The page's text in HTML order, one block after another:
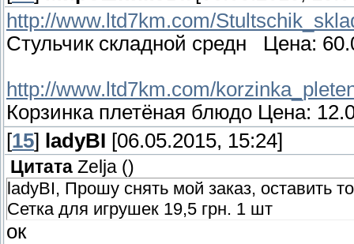
http://www.ltd7km.com/
Стульчик складной средн Цена:
http://www.ltd7km.com/
Корзинка плетёная блюдо Цена:
[15] ladyBI [06.05.2015, 15:24]
Цитата Zelja ()
ladyBI, Прошу снять мой заказ, оставить
Сетка для игрушек 19,5 грн. 1 шт
ок